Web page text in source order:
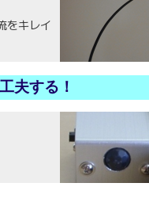
をキレイ
夫する！